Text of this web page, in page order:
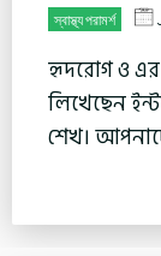
স্বাস্থ্য পরামর্শ
হৃদরোগ ও এর
লিখেছেন
শেখ।